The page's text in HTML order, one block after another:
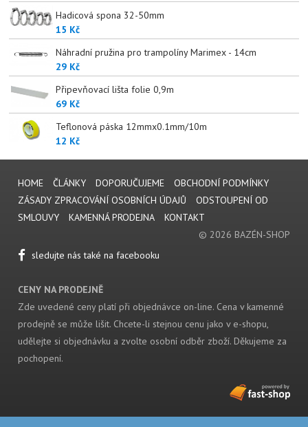
Hadicová spona 32-50mm
15 Kč
Náhradní pružina pro trampolíny Marimex - 14cm
29 Kč
Připevňovací lišta folie 0,9m
69 Kč
Teflonová páska 12mmx0.1mm/10m
12 Kč
HOME ČLÁNKY DOPORUČUJEME
OBCHODNÍ PODMÍNKY
ZÁSADY ZPRACOVÁNÍ OSOBNÍCH ÚDAJŮ
ODSTOUPENÍ OD
SMLOUVY
KAMENNÁ PRODEJNA
KONTAKT
© 2026 BAZÉN-SHOP
sledujte nás také na facebooku
CENY NA PRODEJNĚ
Zde uvedené ceny platí při objednávce on-line. Cena v kamenné
prodejně se může lišit. Chcete-li stejnou cenu jako v e-shopu,
udělejte si objednávku a zvolte osobní odběr zboží. Děkujeme za
pochopení.